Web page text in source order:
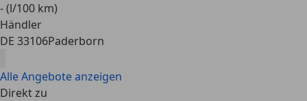
- (l/100 km)
Händler
DE 33106Paderborn
Alle Angebote anzeigen
Direkt zu